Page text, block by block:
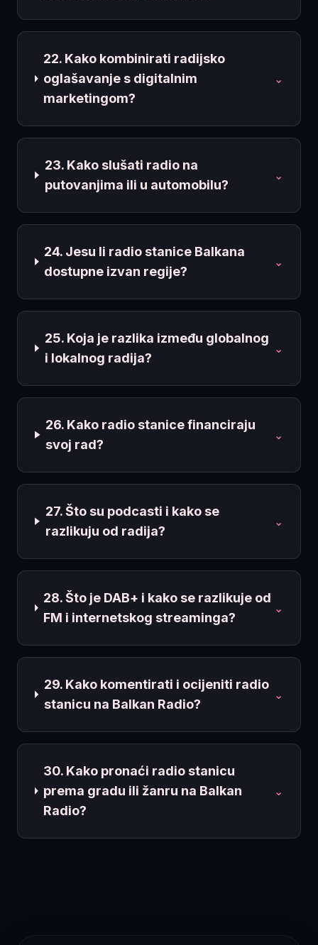
22. Kako kombinirati radijsko
oglašavanje s digitalnim
marketingom?
⌄
23. Kako slušati radio na
putovanjima ili u automobilu?
⌄
24. Jesu li radio stanice Balkana
dostupne izvan regije?
⌄
25. Koja je razlika između globalnog
i lokalnog radija?
⌄
26. Kako radio stanice financiraju
svoj rad?
⌄
27. Što su podcasti i kako se
razlikuju od radija?
⌄
28. Što je DAB+ i kako se razlikuje od
FM i internetskog streaminga?
⌄
29. Kako komentirati i ocijeniti radio
stanicu na Balkan Radio?
⌄
30. Kako pronaći radio stanicu
prema gradu ili žanru na Balkan
Radio?
⌄